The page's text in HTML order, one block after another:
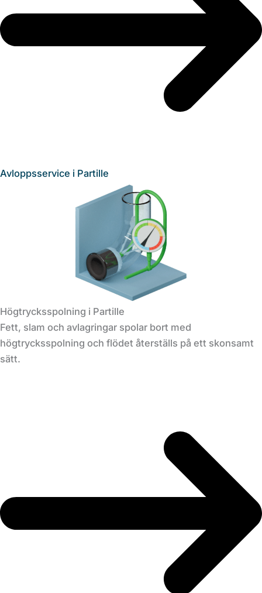
Avloppsservice i Partille
Högtrycksspolning i Partille
Fett, slam och avlagringar spolar bort med
högtrycksspolning och flödet återställs på ett skonsamt
sätt.